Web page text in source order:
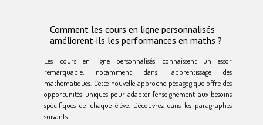
Comment les cours en ligne personnalisés
améliorent-ils les performances en maths ?
Les cours en ligne personnalisés connaissent un essor
remarquable, notamment dans l'apprentissage des
mathématiques. Cette nouvelle approche pédagogique offre des
opportunités uniques pour adapter l'enseignement aux besoins
spécifiques de chaque élève. Découvrez dans les paragraphes
suivants...